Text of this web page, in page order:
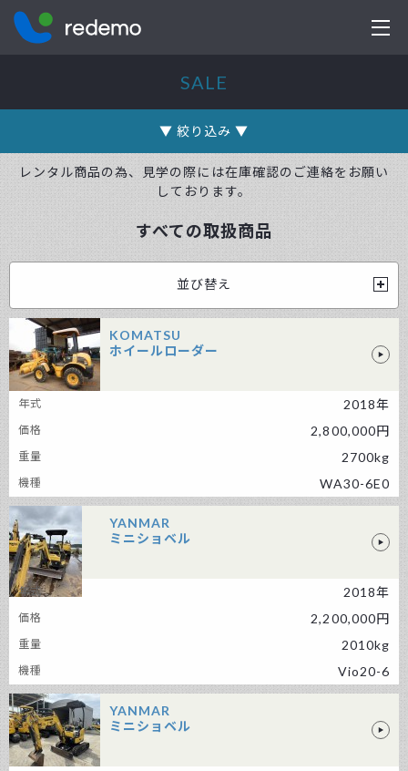
SALE
レンタル商品の為、見学の際には在庫確認のご連絡をお願い
しております。
すべての取扱商品
KOMATSU
ホイールローダー
2018年
2,800,000円
2700kg
WA30-6E0
YANMAR
ミニショベル
2018年
2,200,000円
2010kg
Vio20-6
YANMAR
ミニショベル